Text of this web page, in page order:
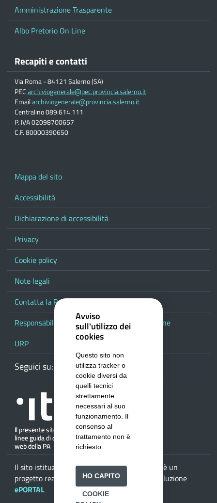
Amministrazione Trasparente
Albo Pretorio On Line
Recapiti e contatti
Via Roma - 84121 Salerno (SA)
PECarchiviogenerale@pec.provincia.salerno.it
Emailarchiviogenerale@provincia.salerno.it
Centralino 089.614.111
P. IVA 02098700657
C.F. 80000390650
Mappa del sito
Accessibilità
Dichiarazione di accessibilità
Privacy
Cookie policy
Note legali
Contatta la Provincia
Responsabile del procedimento di pubblicazione
URP
Seguici su: WebmailFacebook
Youtube
Il sito istituzionale dellaProvincia di Salerno
è un
progetto realizzato daISWEB S.p.A.
con la soluzione
ePORTAL
Avviso
sull'utilizzo dei
cookies
Questo sito non
utilizza tracker o
cookie diversi da
quelli tecnici
strettamente
necessari al suo
funzionamento. Il
consenso al
trattamento non è
richiesto.
HO CAPITO
COOKIE